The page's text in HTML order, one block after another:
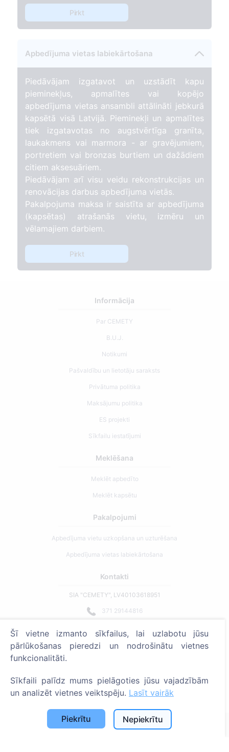
Pirkt
Apbedījuma vietas labiekārtošana
Piedāvājam izgatavot un uzstādīt kapu
pieminekļus, apmalītes vai kopējo
apbedījuma vietas ansambli attālināti jebkurā
kapsētā visā Latvijā. Pieminekļi un apmalītes
tiek izgatavotas no augstvērtīga granīta,
laukakmens vai marmora - ar gravējumiem,
portretiem vai bronzas burtiem un dažādiem
citiem aksesuāriem.
Piedāvājam arī visu veidu rekonstrukcijas un
renovācijas darbus apbedījuma vietās.
Pakalpojuma maksa ir saistīta ar apbedījuma
(kapsētas) atrašanās vietu, izmēru un
vēlamajiem darbiem.
Pirkt
Informācija
Par CEMETY
B.U.J.
Notikumi
Pašvaldību un lietotāju saraksts
Privātuma politika
Maksājumu politika
ES projekti
Sīkfailu iestatījumi
Meklēšana
Meklēt apbedīto
Meklēt kapsētu
Pakalpojumi
Apbedījuma vietu uzkopšana un uzturēšana
Apbedījuma vietas labiekārtošana
Kontakti
SIA "CEMETY", LV40103618951
371 29144816
Strādājam visā Latvijā!
Administratoriem
© 2013 - 2026 Cemety Visas tiesības aizsargātas
Privātuma politika un noteikumi.
Šī vietne izmanto sīkfailus, lai uzlabotu jūsu
pārlūkošanas pieredzi un nodrošinātu vietnes
funkcionalitāti.
Sīkfaili palīdz mums pielāgoties jūsu vajadzībām
un analizēt vietnes veiktspēju. Lasīt vairāk
Piekrītu Nepiekrītu